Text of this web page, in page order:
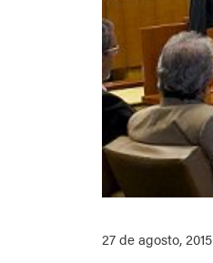
27 de agosto, 2015